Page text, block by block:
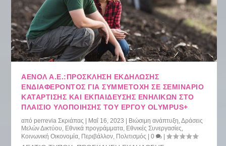
ΑΕΝΟΛ Α.Ε.:ΠΡΟΣΚΛΗΣΗ ΕΚΔΗΛΩΣΗΣ
ΕΝΔΙΑΦΕΡΟΝΤΟΣ ΓΙΑ ΣΥΜΜΕΤΟΧΗ ΣΕ ΣΕΜΙΝΑΡΙΟ
ΚΑΤΑΡΤΙΣΗΣ ΚΑΙ ΕΚΠΑΙΔΕΥΣΗΣ ΕΝΗΛΙΚΩΝ ΣΤΟ
ΠΛΑΙΣΙΟ ΥΛΟΠΟΙΗΣΗΣ ΤΟΥ ΕΡΓΟΥ OLYMPUS+
απόperrevia Σκριάπας | Μαΐ 16, 2023 | Βιώσιμη ανάπτυξη,Δράσεις
Μελών Δικτύου, Εθνικά προγράμματα, Εθνικές Συνεργασίες,
Κοινωνική Οικονομία, Περιβάλλον, Πολιτισμός |0 |